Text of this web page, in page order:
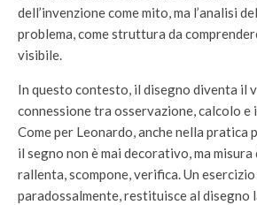
dell’invenzione come mito, ma l’analisi
problema, come struttura da
visibile.
In questo contesto, il disegno diventa il
connessione tra osservazione, calcolo e
Come per Leonardo, anche nella pratica
il segno non è mai decorativo, ma
rallenta, scompone, verifica. Un
paradossalmente, restituisce al disegno